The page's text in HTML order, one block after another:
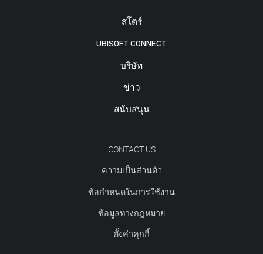
สโตร์
UBISOFT CONNECT
บริษัท
ข่าว
สนับสนุน
CONTACT US
ความเป็นส่วนตัว
ข้อกำหนดในการใช้งาน
ข้อมูลทางกฎหมาย
ตั้งค่าคุกกี้